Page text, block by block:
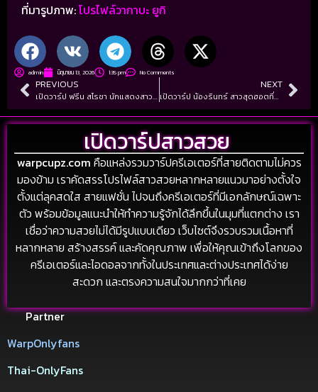
ที่มารูปภาพ:โปรไฟล์วากาบะ ยูกิ
admin มิถุนายน 13, 2026 1:35 pm No Comments
PREVIOUS
เปิดวาร์ป ฟรีน สโรชา นักแสดงสาวมากเสน่ห์ที่กำลังมาแรง
NEXT
เปิดวาร์ป น้องรินทร์ สาวสุดฮอตที่กำลังถูกพูดถึงบนโลกออนไลน์ สาย OnlyFans
เปิดวาร์ปสาวสวย
warpcupz.com คือแหล่งรวมวาร์ปครีเอเตอร์ที่สายติดตามไม่ควร
มองข้าม เราคัดสรรโปรไฟล์สาวสวยหลากหลายแนวมาอย่างตั้งใจ
ตั้งแต่ลุคสดใส สายแฟชั่น ไปจนถึงครีเอเตอร์ที่มีเอกลักษณ์เฉพาะ
ตัว พร้อมข้อมูลแนะนำให้ทำความรู้จักได้ลึกขึ้นในมุมที่แตกต่าง เรา
เชื่อว่าความสวยไม่ได้มีรูปแบบเดียว เว็บไซต์จึงรวบรวมเนื้อหาที่
หลากหลาย สร้างสรรค์ และคัดคุณภาพ เพื่อให้คุณเข้าถึงโลกของ
ครีเอเตอร์และไอดอลจากทั้งในประเทศและต่างประเทศได้ง่าย
สะดวก และตรงความสนใจมากกว่าที่เคย
Partner
WarpOnlyfans
Thai-OnlyFans